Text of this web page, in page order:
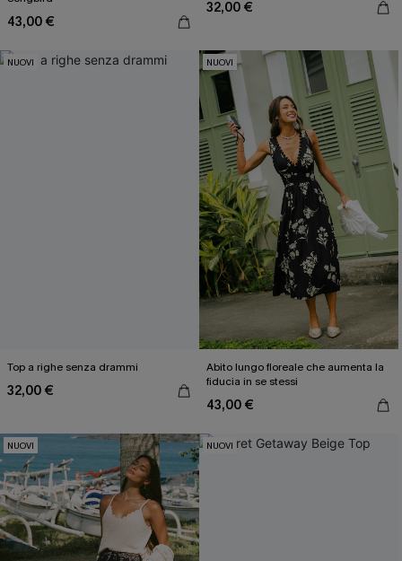
43,00 €
32,00 €
NUOVI
Top a righe senza drammi
32,00 €
NUOVI
Abito lungo floreale che aumenta la
fiducia in se stessi
43,00 €
NUOVI NUOVI